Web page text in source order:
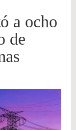
a ocho
de